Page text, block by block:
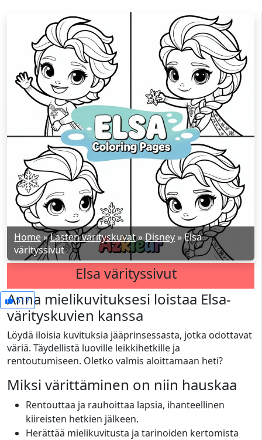
Home »Lasten värityskuvat»Disney »Elsa
värityssivut
Elsa värityssivut
517
Anna mielikuvituksesi loistaa Elsa-
värityskuvien kanssa
Löydä iloisia kuvituksia jääprinsessasta, jotka odottavat
väriä. Täydellistä luoville leikkihetkille ja
rentoutumiseen. Oletko valmis aloittamaan heti?
Miksi värittäminen on niin hauskaa
Rentouttaa ja rauhoittaa lapsia, ihanteellinen
kiireisten hetkien jälkeen.
Herättää mielikuvitusta ja tarinoiden kertomista